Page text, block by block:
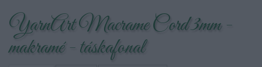
YarnArt Macrame Cord 3mm -
makramé - táskafonal